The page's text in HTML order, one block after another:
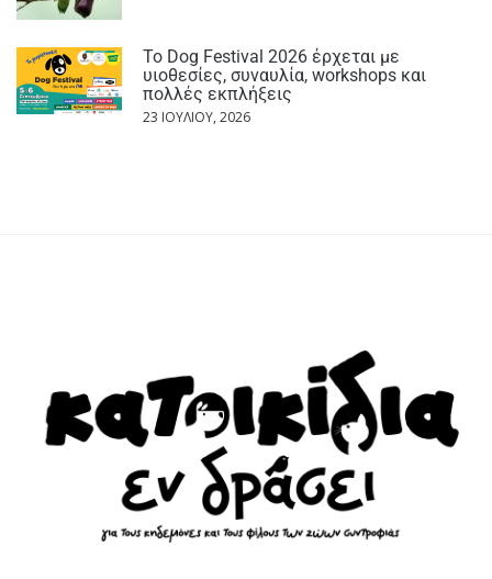
Το Dog Festival 2026 έρχεται με
υιοθεσίες, συναυλία, workshops και
πολλές εκπλήξεις
23 ΙΟΥΛΊΟΥ, 2026